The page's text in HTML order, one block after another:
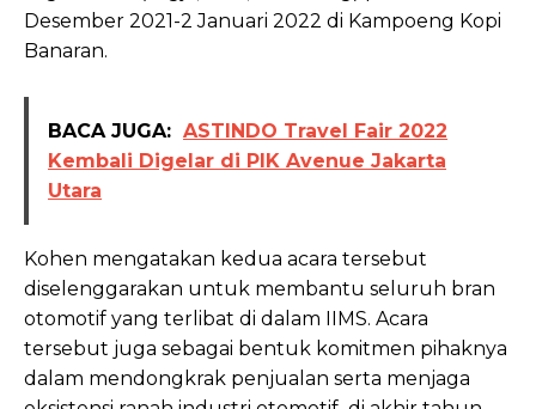
Desember 2021-2 Januari 2022 di Kampoeng Kopi
Banaran.
BACA JUGA: ASTINDO Travel Fair 2022
Kembali Digelar di PIK Avenue Jakarta
Utara
Kohen mengatakan kedua acara tersebut
diselenggarakan untuk membantu seluruh bran
otomotif yang terlibat di dalam IIMS. Acara
tersebut juga sebagai bentuk komitmen pihaknya
dalam mendongkrak penjualan serta menjaga